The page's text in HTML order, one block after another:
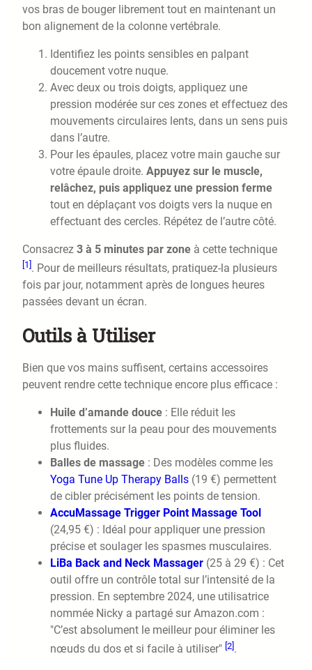
vos bras de bouger librement tout en maintenant un
bon alignement de la colonne vertébrale.
Identifiez les points sensibles en palpant
doucement votre nuque.
Avec deux ou trois doigts, appliquez une
pression modérée sur ces zones et effectuez des
mouvements circulaires lents, dans un sens puis
dans l’autre.
Pour les épaules, placez votre main gauche sur
votre épaule droite. Appuyez sur le muscle,
relâchez, puis appliquez une pression ferme
tout en déplaçant vos doigts vers la nuque en
effectuant des cercles. Répétez de l’autre côté.
Consacrez 3 à 5 minutes par zone à cette technique
[1] . Pour de meilleurs résultats, pratiquez-la plusieurs
fois par jour, notamment après de longues heures
passées devant un écran.
Outils à Utiliser
Bien que vos mains suffisent, certains accessoires
peuvent rendre cette technique encore plus efficace :
Huile d’amande douce : Elle réduit les
frottements sur la peau pour des mouvements
plus fluides.
Balles de massage : Des modèles comme les
Yoga Tune Up Therapy Balls (19 €) permettent
de cibler précisément les points de tension.
AccuMassage Trigger Point Massage Tool
(24,95 €) : Idéal pour appliquer une pression
précise et soulager les spasmes musculaires.
LiBa Back and Neck Massager (25 à 29 €) : Cet
outil offre un contrôle total sur l’intensité de la
pression. En septembre 2024, une utilisatrice
nommée Nicky a partagé sur Amazon.com :
"C’est absolument le meilleur pour éliminer les
nœuds du dos et si facile à utiliser" [2].